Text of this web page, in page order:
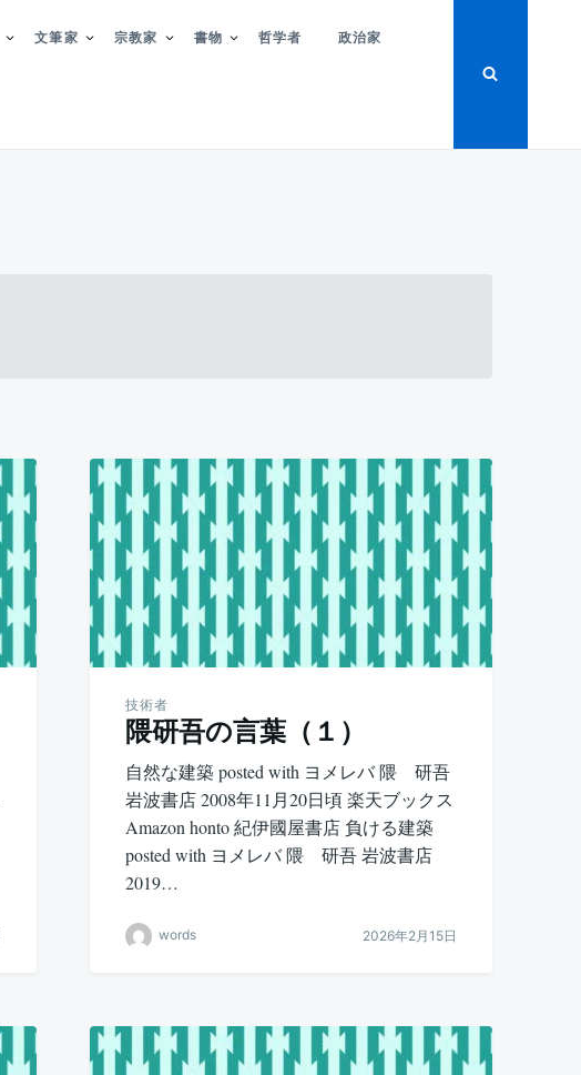
文筆家 宗教家 書物 哲学者 政治家
技術者
隈研吾の言葉（１）
自然な建築 posted with ヨメレバ 隈 研吾
岩波書店 2008年11月20日頃 楽天ブックス
Amazon honto 紀伊國屋書店 負ける建築
posted with ヨメレバ 隈 研吾 岩波書店
2019…
words 2026年2月15日